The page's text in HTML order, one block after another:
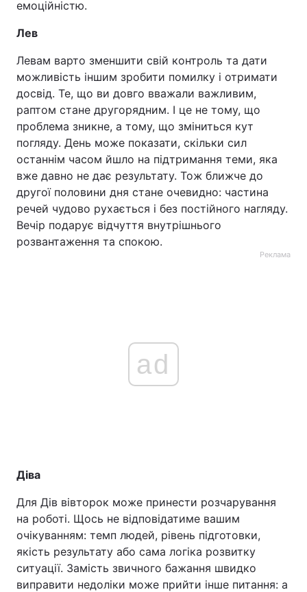
емоційністю.
Лев
Левам варто зменшити свій контроль та дати
можливість іншим зробити помилку і отримати
досвід. Те, що ви довго вважали важливим,
раптом стане другорядним. І це не тому, що
проблема зникне, а тому, що зміниться кут
погляду. День може показати, скільки сил
останнім часом йшло на підтримання теми, яка
вже давно не дає результату. Тож ближче до
другої половини дня стане очевидно: частина
речей чудово рухається і без постійного нагляду.
Вечір подарує відчуття внутрішнього
розвантаження та спокою.
Реклама
ad
Діва
Для Дів вівторок може принести розчарування
на роботі. Щось не відповідатиме вашим
очікуванням: темп людей, рівень підготовки,
якість результату або сама логіка розвитку
ситуації. Замість звичного бажання швидко
виправити недоліки може прийти інше питання: а